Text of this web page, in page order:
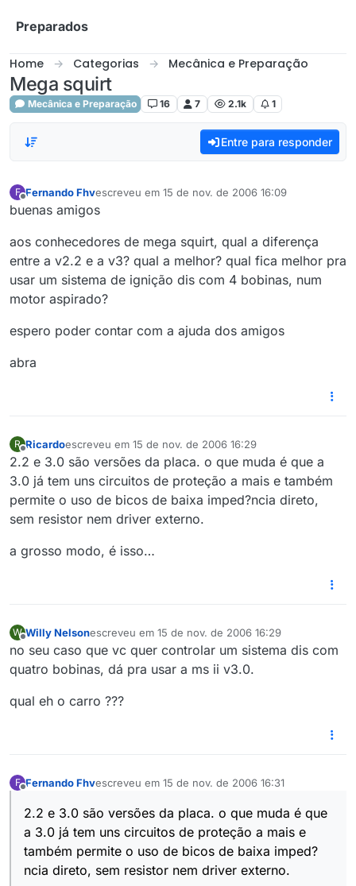
Preparados
Home Categorias Mecânica e Preparação
Mega squirt
Mecânica e Preparação 16 7 2.1k 1
Entre para responder
F Fernando Fhvescreveu em 15 de nov. de 2006 16:09
última edição por
buenas amigos
aos conhecedores de mega squirt, qual a diferença
entre a v2.2 e a v3? qual a melhor? qual fica melhor pra
usar um sistema de ignição dis com 4 bobinas, num
motor aspirado?
espero poder contar com a ajuda dos amigos
abra
R
Offline
Ricardoescreveu em 15 de nov. de 2006 16:29
última edição por
2.2 e 3.0 são versões da placa. o que muda é que a
3.0 já tem uns circuitos de proteção a mais e também
permite o uso de bicos de baixa imped?ncia direto,
sem resistor nem driver externo.
a grosso modo, é isso…
W Willy Nelsonescreveu em 15 de nov. de 2006 16:29
última edição por
no seu caso que vc quer controlar um sistema dis com
quatro bobinas, dá pra usar a ms ii v3.0.
qual eh o carro ???
F Fernando Fhvescreveu em 15 de nov. de 2006 16:31
última edição por
2.2 e 3.0 são versões da placa. o que muda é que
a 3.0 já tem uns circuitos de proteção a mais e
também permite o uso de bicos de baixa imped?
ncia direto, sem resistor nem driver externo.